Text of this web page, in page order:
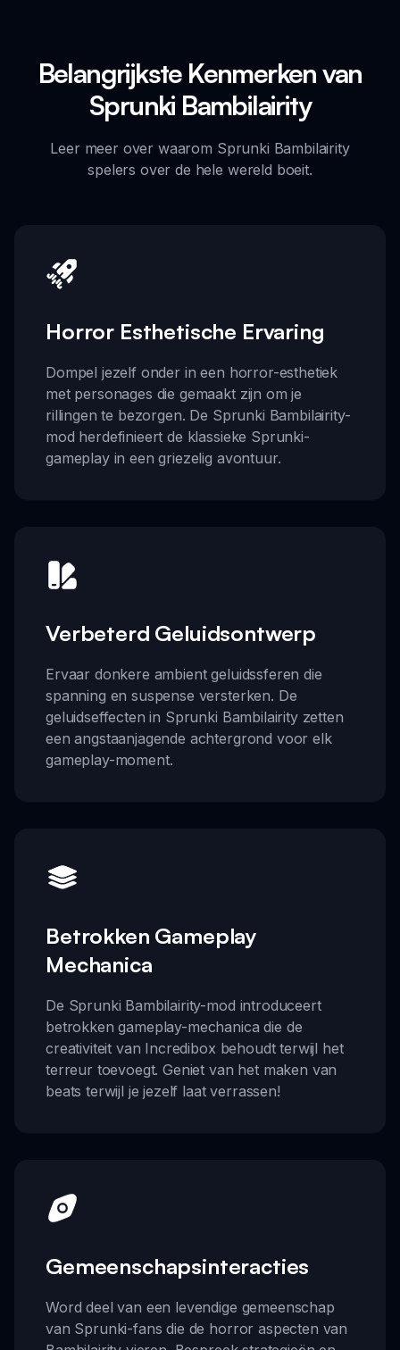
Belangrijkste Kenmerken van
Sprunki Bambilairity
Leer meer over waarom Sprunki Bambilairity
spelers over de hele wereld boeit.
Horror Esthetische Ervaring
Dompel jezelf onder in een horror-esthetiek
met personages die gemaakt zijn om je
rillingen te bezorgen. De Sprunki Bambilairity-
mod herdefinieert de klassieke Sprunki-
gameplay in een griezelig avontuur.
Verbeterd Geluidsontwerp
Ervaar donkere ambient geluidssferen die
spanning en suspense versterken. De
geluidseffecten in Sprunki Bambilairity zetten
een angstaanjagende achtergrond voor elk
gameplay-moment.
Betrokken Gameplay
Mechanica
De Sprunki Bambilairity-mod introduceert
betrokken gameplay-mechanica die de
creativiteit van Incredibox behoudt terwijl het
terreur toevoegt. Geniet van het maken van
beats terwijl je jezelf laat verrassen!
Gemeenschapsinteracties
Word deel van een levendige gemeenschap
van Sprunki-fans die de horror aspecten van